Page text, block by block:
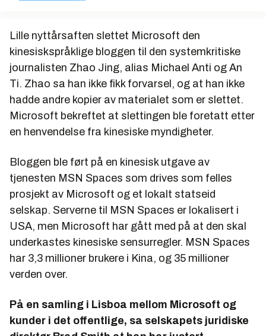
Lille nyttårsaften slettet Microsoft den
kinesiskspråklige bloggen til den systemkritiske
journalisten Zhao Jing, alias Michael Anti og An
Ti. Zhao sa han ikke fikk forvarsel, og at han ikke
hadde andre kopier av materialet som er slettet.
Microsoft bekreftet at slettingen ble foretatt etter
en henvendelse fra kinesiske myndigheter.
Bloggen ble ført på en kinesisk utgave av
tjenesten MSN Spaces som drives som felles
prosjekt av Microsoft og et lokalt statseid
selskap. Serverne til MSN Spaces er lokalisert i
USA, men Microsoft har gått med på at den skal
underkastes kinesiske sensurregler. MSN Spaces
har 3,3 millioner brukere i Kina, og 35 millioner
verden over.
På en samling i Lisboa mellom Microsoft og
kunder i det offentlige, sa selskapets juridiske